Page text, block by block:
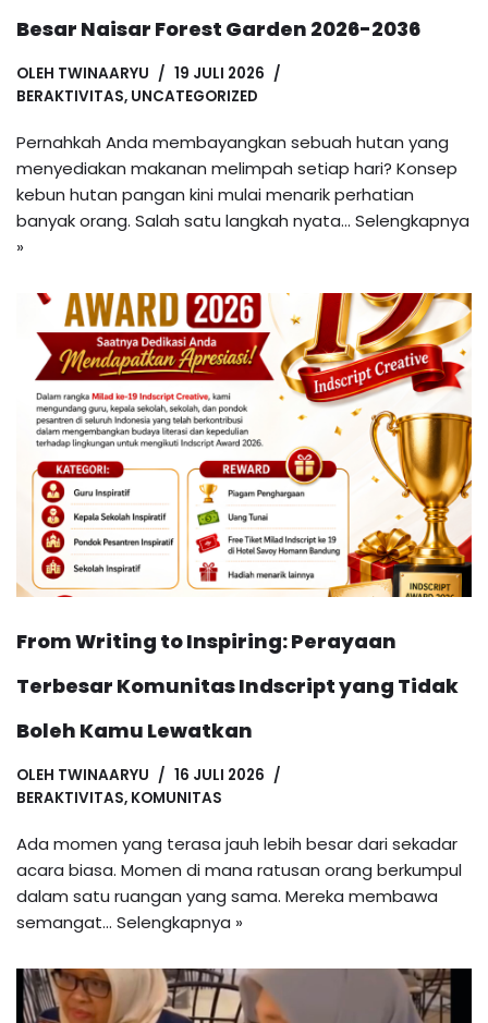
Besar Naisar Forest Garden 2026-2036
OLEH TWINAARYU
19 JULI 2026
BERAKTIVITAS, UNCATEGORIZED
Pernahkah Anda membayangkan sebuah hutan yang
menyediakan makanan melimpah setiap hari? Konsep
kebun hutan pangan kini mulai menarik perhatian
banyak orang. Salah satu langkah nyata… Selengkapnya
»
From Writing to Inspiring: Perayaan
Terbesar Komunitas Indscript yang Tidak
Boleh Kamu Lewatkan
OLEH TWINAARYU
16 JULI 2026
BERAKTIVITAS, KOMUNITAS
Ada momen yang terasa jauh lebih besar dari sekadar
acara biasa. Momen di mana ratusan orang berkumpul
dalam satu ruangan yang sama. Mereka membawa
semangat… Selengkapnya »